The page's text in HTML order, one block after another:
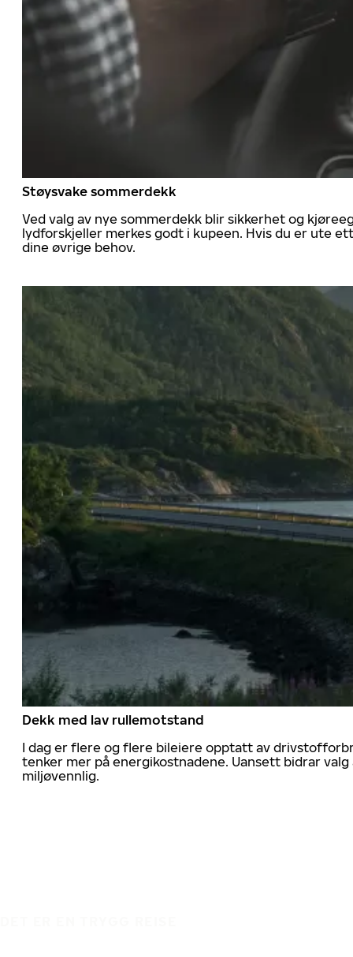
Støysvake sommerdekk
Ved valg av nye sommerdekk blir sikkerhet og
lydforskjeller merkes godt i kupeen. Hvis du er ute
dine øvrige behov.
Dekk med lav rullemotstand
I dag er flere og flere bileiere opptatt av
tenker mer på energikostnadene. Uansett bidrar
miljøvennlig.